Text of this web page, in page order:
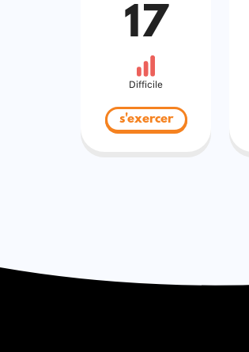
17
Difficile
s'exercer